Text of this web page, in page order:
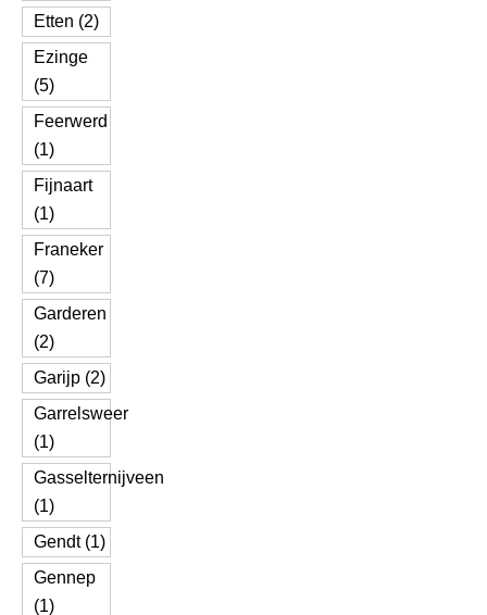
Etten (2)
Ezinge
(5)
Feerwerd
(1)
Fijnaart
(1)
Franeker
(7)
Garderen
(2)
Garijp (2)
Garrelsweer
(1)
Gasselternijveen
(1)
Gendt (1)
Gennep
(1)